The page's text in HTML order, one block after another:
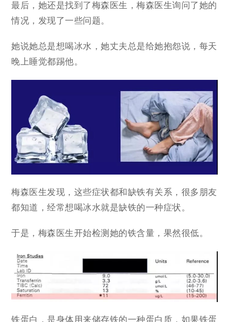
最后，她还是找到了梅森医生，梅森医生询问了她的
情况，发现了一些问题。
她说她总是想喝冰水，她丈夫总是给她抱怨说，每天
晚上睡觉都踢他。
梅森医生发现，这些症状都和缺铁有关系，很多朋友
都知道，经常想喝冰水就是缺铁的一种症状。
于是，梅森医生开始检测她的铁含量，果然很低。
铁蛋白，是身体用来储存铁的一种蛋白质，如果铁蛋